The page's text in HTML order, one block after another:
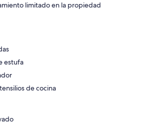
limitado en la propiedad
estufa
de cocina